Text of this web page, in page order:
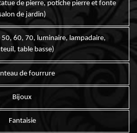
de pierre, potiche pierre et fonte
de jardin)
50, 60, 70, luminaire, lampadaire,
table basse)
de fourrure
Bijoux
Fantaisie